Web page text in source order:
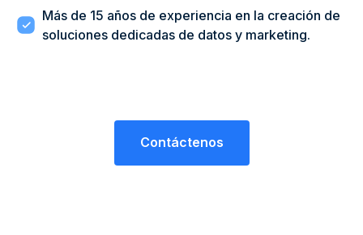
Más de 15 años de experiencia en la creación de
soluciones dedicadas de datos y marketing.
Contáctenos